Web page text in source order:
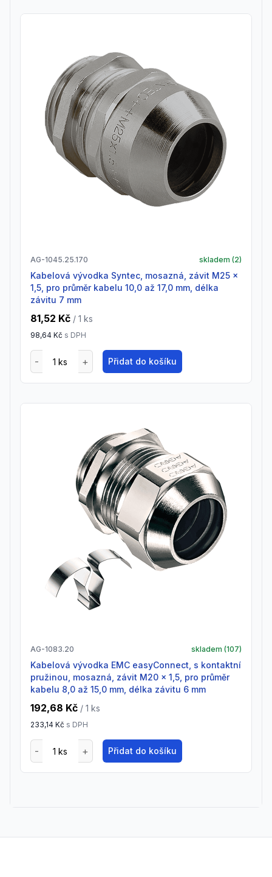
AG-1045.25.170 skladem (2)
Kabelová vývodka Syntec, mosazná, závit M25 x
1,5, pro průměr kabelu 10,0 až 17,0 mm, délka
závitu 7 mm
81,52 Kč / 1 ks
98,64 Kč s DPH
Přidat do košíku
AG-1083.20 skladem (107)
Kabelová vývodka EMC easyConnect, s kontaktní
pružinou, mosazná, závit M20 x 1,5, pro průměr
kabelu 8,0 až 15,0 mm, délka závitu 6 mm
192,68 Kč / 1 ks
233,14 Kč s DPH
Přidat do košíku